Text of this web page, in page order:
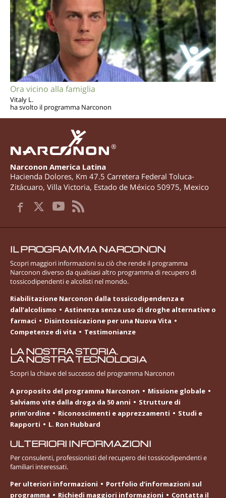
Ora vicino alla famiglia
Vitaly L.
ha svolto il programma Narconon
®
Narconon America Latina
Hacienda Dolores, Km 47.5 Carretera Federal Toluca-
Zitácuaro, Villa Victoria, Estado de México 50975, Mexico
IL PROGRAMMA NARCONON
Scopri maggiori informazioni su ciò che rende il programma
Narconon diverso da qualsiasi altro programma di recupero di
tossicodipendenti e alcolisti nel mondo.
Riabilitazione Narconon dalla tossicodipendenza e
dall’alcolismo
Astinenza senza uso di droghe alternative o
farmaci
Disintossicazione per una Nuova Vita
Competenze di vita
Testimonianze
LA NOSTRA STORIA.
LA NOSTRA TECNOLOGIA
Scopri la chiave del successo del programma Narconon
A proposito del programma Narconon
Missione globale
Salviamo vite dalla droga da 50 anni
Strutture di
prim’ordine
Riconoscimenti e apprezzamenti
Studi e
Rapporti
L. Ron Hubbard
ULTERIORI INFORMAZIONI
Per consulenti, professionisti del recupero dei tossicodipendenti e
familiari interessati.
Per ulteriori informazioni
Portfolio d’informazioni sul
programma
Richiedi maggiori informazioni Contatta il